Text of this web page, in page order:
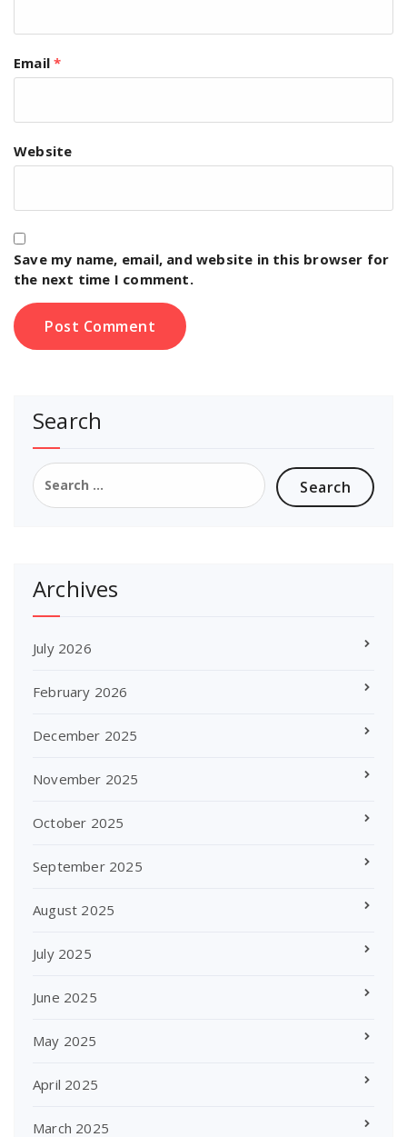
Email*
Website
Save my name, email, and website in this browser for
the next time I comment.
Search
Search
for:
Archives
July 2026
February 2026
December 2025
November 2025
October 2025
September 2025
August 2025
July 2025
June 2025
May 2025
April 2025
March 2025